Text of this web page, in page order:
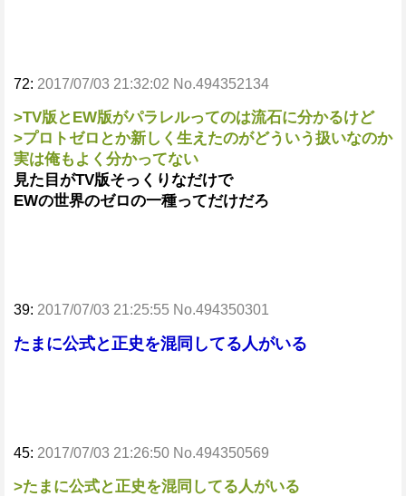
72: 2017/07/03 21:32:02 No.494352134
>TV版とEW版がパラレルってのは流石に分かるけど
>プロトゼロとか新しく生えたのがどういう扱いなのか
実は俺もよく分かってない
見た目がTV版そっくりなだけで
EWの世界のゼロの一種ってだけだろ
39: 2017/07/03 21:25:55 No.494350301
たまに公式と正史を混同してる人がいる
45: 2017/07/03 21:26:50 No.494350569
>たまに公式と正史を混同してる人がいる